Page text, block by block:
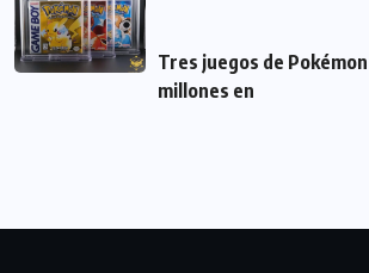
Tres juegos de
millones en